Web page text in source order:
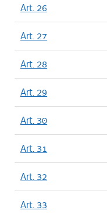
Art. 26
Art. 27
Art. 28
Art. 29
Art. 30
Art. 31
Art. 32
Art. 33